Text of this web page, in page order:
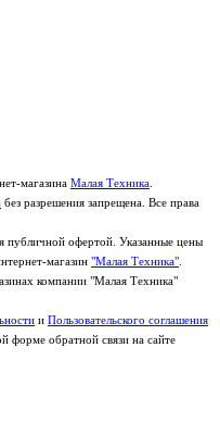
магазина Малая Техника
без разрешения запрещена. Все права
публичной офертой. Указанные цены
магазин "Малая Техника"
компании "Малая Техника"
и Пользовательского соглашения
форме обратной связи на сайте